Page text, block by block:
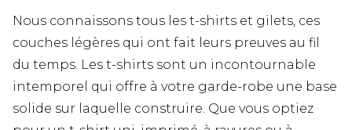
Nous connaissons tous les t-shirts et gilets, ces
couches légères qui ont fait leurs preuves au fil
du temps. Les t-shirts sont un incontournable
intemporel qui offre à votre garde-robe une base
solide sur laquelle construire. Que vous optiez